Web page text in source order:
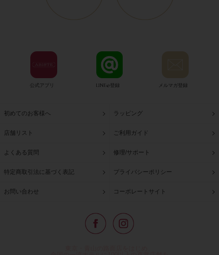
公式アプリ LINE@登録 メルマガ登録
初めてのお客様へ ラッピング
店舗リスト ご利用ガイド
よくある質問 修理/サポート
特定商取引法に基づく表記 プライバシーポリシー
お問い合わせ コーポレートサイト